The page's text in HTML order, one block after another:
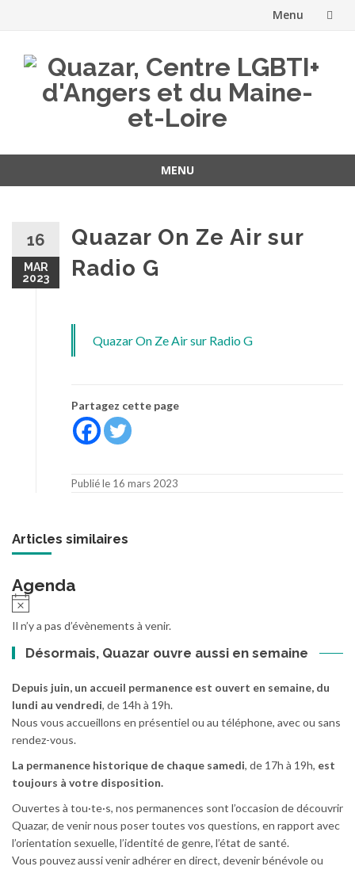
Menu
contenu
MENU
16
MAR
2023
Quazar On Ze Air sur
Radio G
Quazar On Ze Air sur Radio G
Partagez cette page
Publié le 16 mars 2023
Articles similaires
Agenda
Il n’y a pas d’évènements à venir.
Désormais, Quazar ouvre aussi en semaine
Depuis juin, un accueil permanence est ouvert en semaine, du
lundi au vendredi, de 14h à 19h.
Nous vous accueillons en présentiel ou au téléphone, avec ou sans
rendez-vous.
La permanence historique de chaque samedi, de 17h à 19h, est
toujours à votre disposition.
Ouvertes à tou·te·s, nos permanences sont l’occasion de découvrir
Quazar, de venir nous poser toutes vos questions, en rapport avec
l’orientation sexuelle, l’identité de genre, l’état de santé.
Vous pouvez aussi venir adhérer en direct, devenir bénévole ou